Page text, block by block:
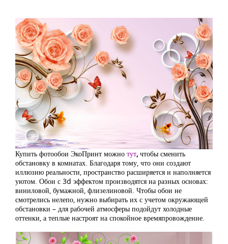
Купить фотообои ЭкоПринт можно тут, чтобы сменить
обстановку в комнатах. Благодаря тому, что они создают
иллюзию реальности, пространство расширяется и наполняется
уютом. Обои с 3d эффектом производятся на разных основах:
виниловой, бумажной, флизелиновой. Чтобы обои не
смотрелись нелепо, нужно выбирать их с учетом окружающей
обстановки – для рабочей атмосферы подойдут холодные
оттенки, а теплые настроят на спокойное времяпровождение.